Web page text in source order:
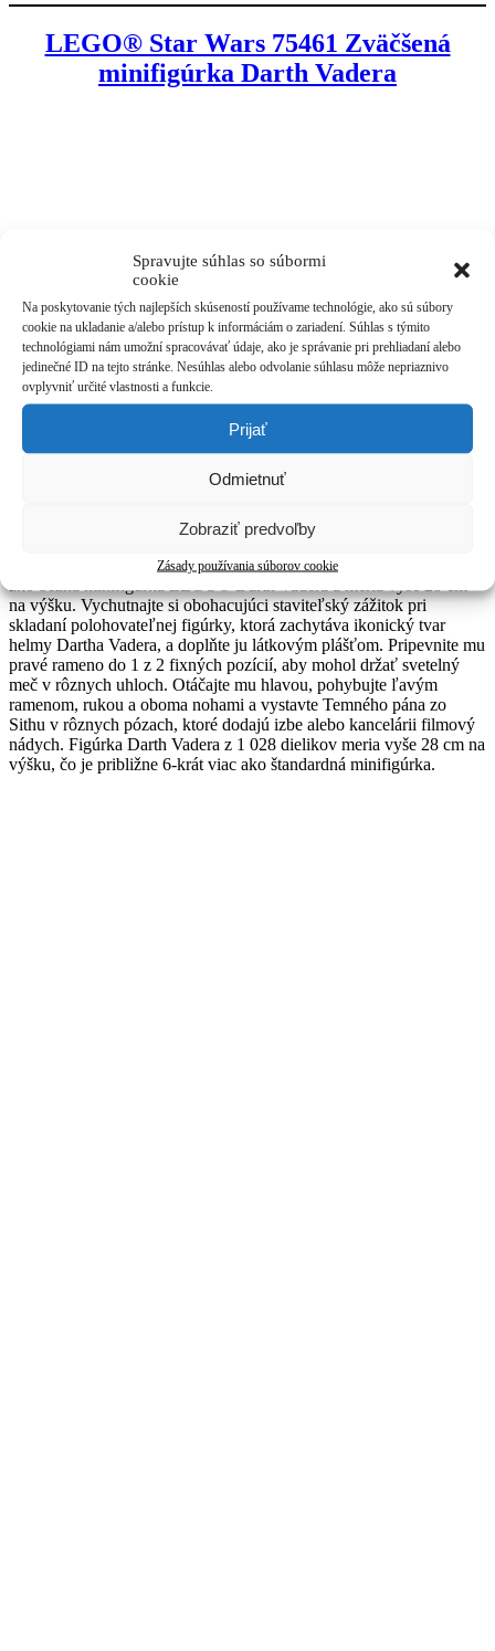
Spravujte súhlas so súbormi
cookie
Na poskytovanie tých najlepších skúseností používame technológie, ako sú súbory
cookie na ukladanie a/alebo prístup k informáciám o zariadení. Súhlas s týmito
technológiami nám umožní spracovávať údaje, ako je správanie pri prehliadaní alebo
jedinečné ID na tejto stránke. Nesúhlas alebo odvolanie súhlasu môže nepriaznivo
ovplyvniť určité vlastnosti a funkcie.
Prijať
Odmietnuť
Zobraziť predvoľby
Zásady používania súborov cookie
LEGO® Star Wars 75461 Zväčšená
minifigúrka Darth Vadera
Zberateľská minifigúrka Star Wars sa pýši rovnakými proporciami
ako bežná minifigúrka LEGO® Darth Vadera a meria vyše 28 cm
na výšku. Vychutnajte si obohacujúci staviteľský zážitok pri
skladaní polohovateľnej figúrky, ktorá zachytáva ikonický tvar
helmy Dartha Vadera, a doplňte ju látkovým plášťom. Pripevnite mu
pravé rameno do 1 z 2 fixných pozícií, aby mohol držať svetelný
meč v rôznych uhloch. Otáčajte mu hlavou, pohybujte ľavým
ramenom, rukou a oboma nohami a vystavte Temného pána zo
Sithu v rôznych pózach, ktoré dodajú izbe alebo kancelárii filmový
nádych. Figúrka Darth Vadera z 1 028 dielikov meria vyše 28 cm na
výšku, čo je približne 6-krát viac ako štandardná minifigúrka.